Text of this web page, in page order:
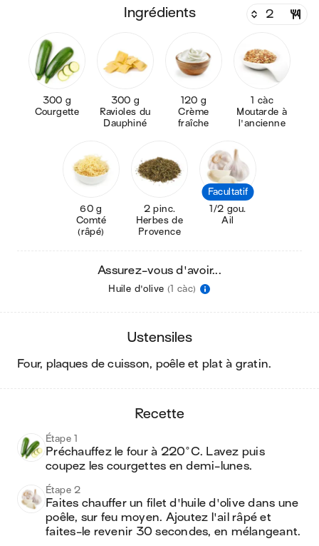
ingrédients
300 g
Courgette
300 g
Ravioles du
Dauphiné
120 g
Crème
fraîche
1 càc
Moutarde à
l'ancienne
60 g
Comté
(râpé)
2 pinc.
Herbes de
Provence
Facultatif
1/2 gou.
Ail
Assurez-vous d'avoir...
Huile d'olive (1 càc)
ustensiles
four, plaques de cuisson, poêle et plat à gratin.
recette
Étape 1
Préchauffez le four à 220°C. Lavez puis
coupez les courgettes en demi-lunes.
Étape 2
Faites chauffer un filet d'huile d'olive dans une
poêle, sur feu moyen. Ajoutez l'ail râpé et
faites-le revenir 30 secondes, en mélangeant.